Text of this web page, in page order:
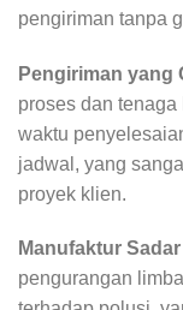
pengiriman tanpa
Pengiriman yang
proses dan
waktu
jadwal, yang
proyek klien.
Manufaktur
pengurangan